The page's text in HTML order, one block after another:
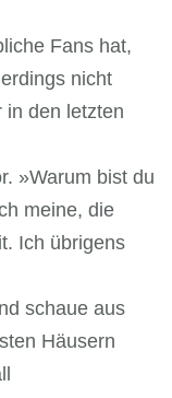
Fans hat,
nicht
in den letzten
»Warum bist du
meine, die
Ich übrigens
schaue aus
Häusern